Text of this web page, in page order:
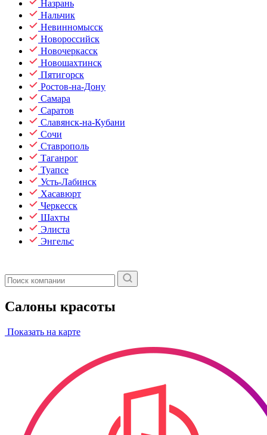
Назрань
Нальчик
Невинномысск
Новороссийск
Новочеркасск
Новошахтинск
Пятигорск
Ростов-на-Дону
Самара
Саратов
Славянск-на-Кубани
Сочи
Ставрополь
Таганрог
Туапсе
Усть-Лабинск
Хасавюрт
Черкесск
Шахты
Элиста
Энгельс
Салоны красоты
Показать на карте